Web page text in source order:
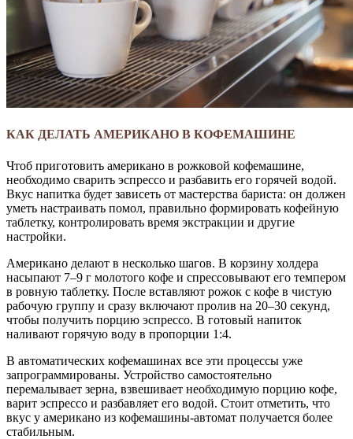
КАК ДЕЛАТЬ АМЕРИКАНО В КОФЕМАШИНЕ
Чтоб приготовить американо в рожковой кофемашине,
необходимо сварить эспрессо и разбавить его горячей водой.
Вкус напитка будет зависеть от мастерства бариста: он должен
уметь настраивать помол, правильно формировать кофейную
таблетку, контролировать время экстракции и другие
настройки.
Американо делают в несколько шагов. В корзину холдера
насыпают 7–9 г молотого кофе и спрессовывают его темпером
в ровную таблетку. После вставляют рожок с кофе в чистую
рабочую группу и сразу включают пролив на 20–30 секунд,
чтобы получить порцию эспрессо. В готовый напиток
наливают горячую воду в пропорции 1:4.
В автоматических кофемашинах все эти процессы уже
запрограммированы. Устройство самостоятельно
перемалывает зерна, взвешивает необходимую порцию кофе,
варит эспрессо и разбавляет его водой. Стоит отметить, что
вкус у американо из кофемашины-автомат получается более
стабильным.